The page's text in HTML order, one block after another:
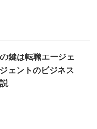
鍵は転職エージェ
ェントのビジネス